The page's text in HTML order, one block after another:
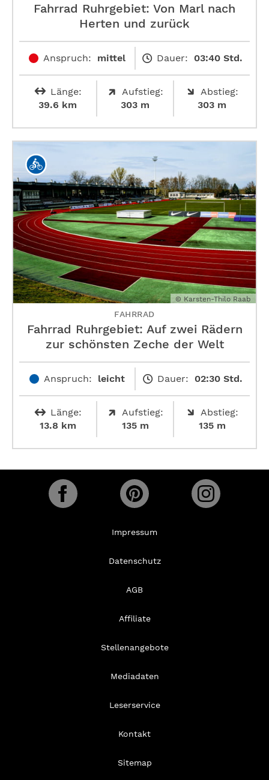
Fahrrad Ruhrgebiet: Von Marl nach
Herten und zurück
Anspruch: mittel Dauer: 03:40 Std.
Länge:
39.6 km
Aufstieg:
303 m
Abstieg:
303 m
© Karsten-Thilo Raab
FAHRRAD
Fahrrad Ruhrgebiet: Auf zwei Rädern
zur schönsten Zeche der Welt
Anspruch: leicht Dauer: 02:30 Std.
Länge:
13.8 km
Aufstieg:
135 m
Abstieg:
135 m
Impressum
Datenschutz
AGB
Affiliate
Stellenangebote
Mediadaten
Leserservice
Kontakt
Sitemap